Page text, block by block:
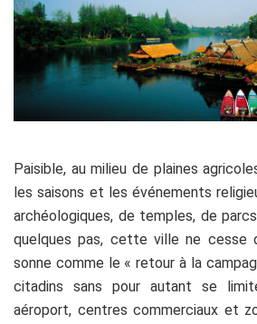
Paisible, au milieu de plaines
les saisons et les événements
archéologiques, de temples, de
quelques pas, cette ville ne cesse
sonne comme le « retour à la
citadins sans pour autant se
aéroport, centres commerciaux et